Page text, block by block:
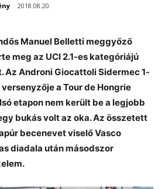
2018.08.20.
Manuel Belletti meggyőző
meg az UCI 2.1-es kategóriájú
Az Androni Giocattoli Sidermec 1-
a Tour de Hongrie
etapon nem került be a legjobb
bukás volt az oka. Az összetett
becenevet viselő Vasco
diadala után másodszor